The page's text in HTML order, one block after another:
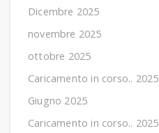
Dicembre 2025
novembre 2025
ottobre 2025
Caricamento in corso.. 2025
Giugno 2025
Caricamento in corso.. 2025